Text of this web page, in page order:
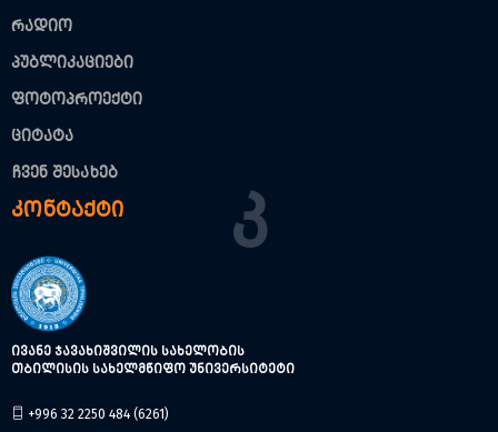
რადიო
პუბლიკაციები
ფოტოპროექტი
ციტატა
ჩვენ შესახებ
კონტაქტი Კ
ივანე ჯავახიშვილის სახელობის
თბილისის სახელმწიფო უნივერსიტეტი
+996 32 2250 484 (6261)